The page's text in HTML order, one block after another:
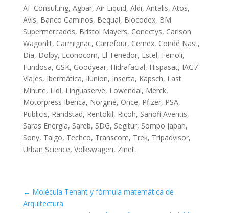
AF Consulting, Agbar, Air Liquid, Aldi, Antalis, Atos,
Avis, Banco Caminos, Bequal, Biocodex, BM
Supermercados, Bristol Mayers, Conectys, Carlson
Wagonlit, Carmignac, Carrefour, Cemex, Condé Nast,
Dia, Dolby, Econocom, El Tenedor, Estel, Ferroli,
Fundosa, GSK, Goodyear, Hidrafacial, Hispasat, IAG7
Viajes, Ibermática, Ilunion, Inserta, Kapsch, Last
Minute, Lidl, Linguaserve, Lowendal, Merck,
Motorpress Iberica, Norgine, Once, Pfizer, PSA,
Publicis, Randstad, Rentokil, Ricoh, Sanofi Aventis,
Saras Energía, Sareb, SDG, Segitur, Sompo Japan,
Sony, Talgo, Techco, Transcom, Trek, Tripadvisor,
Urban Science, Volkswagen, Zinet.
← Molécula Tenant y fórmula matemática de
Arquitectura